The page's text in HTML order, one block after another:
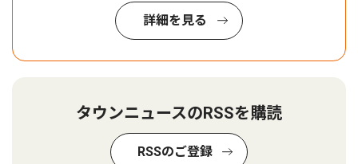
詳細を見る
タウンニュースのRSSを購読
RSSのご登録